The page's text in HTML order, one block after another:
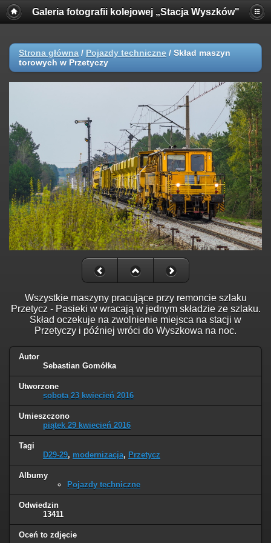
Galeria fotografii kolejowej „Stacja Wyszków"
Strona główna / Pojazdy techniczne / Skład maszyn
torowych w Przetyczy
Wszystkie maszyny pracujące przy remoncie szlaku
Przetycz - Pasieki w wracają w jednym składzie ze szlaku.
Skład oczekuje na zwolnienie miejsca na stacji w
Przetyczy i później wróci do Wyszkowa na noc.
Autor
Sebastian Gomółka
Utworzone
sobota 23 kwiecień 2016
Umieszczono
piątek 29 kwiecień 2016
Tagi
D29-29, modernizacja, Przetycz
Albumy
Pojazdy techniczne
Odwiedzin
13411
Oceń to zdjęcie